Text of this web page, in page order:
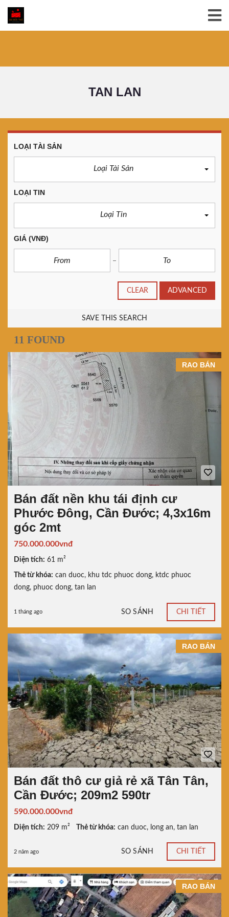
TAN LAN
LOẠI TÀI SẢN
Loại Tài Sản
LOẠI TIN
Loại Tin
GIÁ (VNĐ)
CLEAR ADVANCED
SAVE THIS SEARCH
11 FOUND
RAO BÁN
Bán đất nền khu tái định cư
Phước Đông, Cần Đước; 4,3x16m
góc 2mt
750.000.000vnđ
Diện tích: 61 m²
Thẻ từ khóa: can duoc, khu tdc phuoc dong, ktdc phuoc
dong, phuoc dong, tan lan
1 tháng ago SO SÁNH CHI TIẾT
RAO BÁN
Bán đất thô cư giả rẻ xã Tân Tân,
Cần Đước; 209m2 590tr
590.000.000vnđ
Diện tích: 209 m² Thẻ từ khóa: can duoc, long an, tan lan
2 năm ago SO SÁNH CHI TIẾT
RAO BÁN